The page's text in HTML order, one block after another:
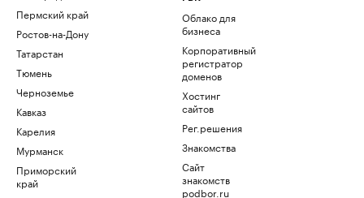
Пермский край
Ростов-на-Дону
Татарстан
Тюмень
Черноземье
Кавказ
Карелия
Мурманск
Приморский
край
Облако для
бизнеса
Корпоративный
регистратор
доменов
Хостинг
сайтов
Рег.решения
Знакомства
Сайт
знакомств
podbor.ru